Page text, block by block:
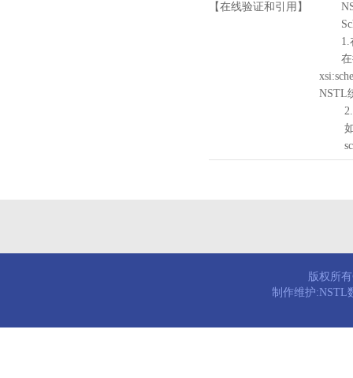
【在线验证和引用】
1.
在待
NSTL
2.
如需
版权所
制作维护:NSTL